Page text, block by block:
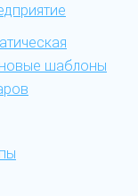
шаблоны